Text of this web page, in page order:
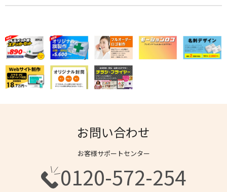
お問い合わせ
お客様サポートセンター
0120-572-254